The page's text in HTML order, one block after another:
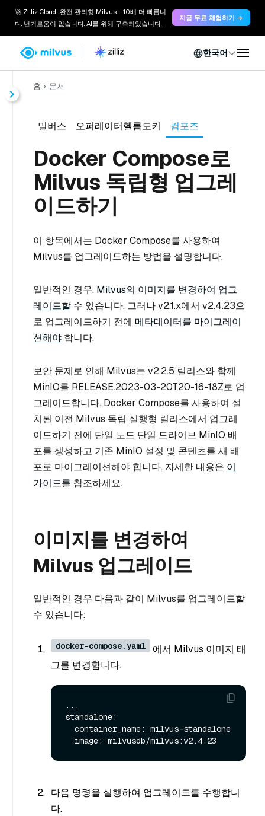
🚀 Zilliz Cloud: 완전 관리형 Milvus - 10배 더 빠릅니
다. 번거로움이 없습니다. AI를 위해 구축되었습니다.
지금 무료 체험하기 →
한국어
홈 문서
밀버스 오퍼레이터헬름도커 컴포즈
Docker Compose로
Milvus 독립형 업그레
이드하기
이 항목에서는 Docker Compose를 사용하여
Milvus를 업그레이드하는 방법을 설명합니다.
일반적인 경우, Milvus의 이미지를 변경하여 업그
레이드할 수 있습니다. 그러나 v2.1.x에서 v2.4.23으
로 업그레이드하기 전에 메타데이터를 마이그레이
션해야 합니다.
보안 문제로 인해 Milvus는 v2.2.5 릴리스와 함께
MinIO를 RELEASE.2023-03-20T20-16-18Z로 업
그레이드합니다. Docker Compose를 사용하여 설
치된 이전 Milvus 독립 실행형 릴리스에서 업그레
이드하기 전에 단일 노드 단일 드라이브 MinIO 배
포를 생성하고 기존 MinIO 설정 및 콘텐츠를 새 배
포로 마이그레이션해야 합니다. 자세한 내용은 이
가이드를 참조하세요.
이미지를 변경하여
Milvus 업그레이드
일반적인 경우 다음과 같이 Milvus를 업그레이드할
수 있습니다:
docker-compose.yaml
에서 Milvus 이미지 태
그를 변경합니다.
...
standalone:
다음 명령을 실행하여 업그레이드를 수행합니
다.